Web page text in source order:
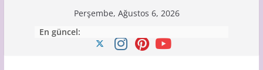
Perşembe, Ağustos 6, 2026
En güncel: